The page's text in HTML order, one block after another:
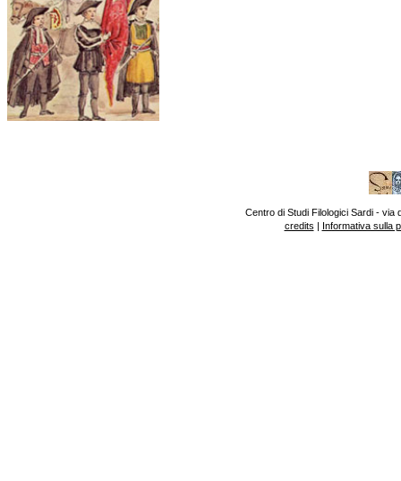
Centro di Studi Filologici Sardi - via
credits | Informativa sulla